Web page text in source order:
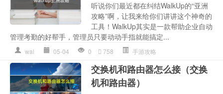
听说你们最近都在纠结WalkUp的“亚洲
攻略”啊，让我来给你们讲讲这个神奇的
工具！WalkUp其实是一款帮助企业自动
管理考勤的好帮手，管理员只要动动手指就能搞定...
wal 05-04 0 758 手游攻略
交换机和路由器怎么接（交换
机和路由器）